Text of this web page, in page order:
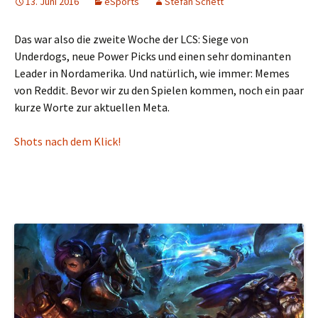
Das war also die zweite Woche der LCS: Siege von
Underdogs, neue Power Picks und einen sehr dominanten
Leader in Nordamerika. Und natürlich, wie immer: Memes
von Reddit. Bevor wir zu den Spielen kommen, noch ein paar
kurze Worte zur aktuellen Meta.
Shots nach dem Klick!